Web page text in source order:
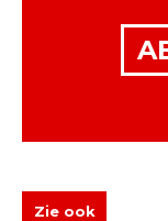
Zie ook